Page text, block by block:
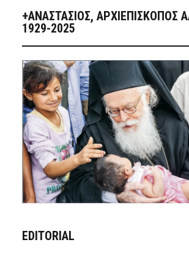
+ΑΝΑΣΤΆΣΙΟΣ, ΑΡΧΙΕΠΊΣΚΟΠΟΣ
1929-2025
EDITORIAL